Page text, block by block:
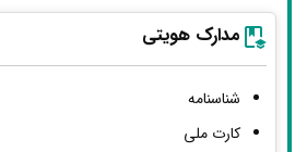
مدارک هویتی
شناسنامه
کارت ملی